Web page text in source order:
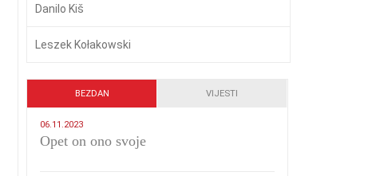
Danilo Kiš
Leszek Kołakowski
BEZDAN VIJESTI
06.11.2023
​Opet on ono svoje